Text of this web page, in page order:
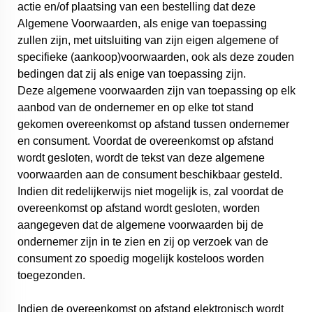
actie en/of plaatsing van een bestelling dat deze
Algemene Voorwaarden, als enige van toepassing
zullen zijn, met uitsluiting van zijn eigen algemene of
specifieke (aankoop)voorwaarden, ook als deze zouden
bedingen dat zij als enige van toepassing zijn.
Deze algemene voorwaarden zijn van toepassing op elk
aanbod van de ondernemer en op elke tot stand
gekomen overeenkomst op afstand tussen ondernemer
en consument. Voordat de overeenkomst op afstand
wordt gesloten, wordt de tekst van deze algemene
voorwaarden aan de consument beschikbaar gesteld.
Indien dit redelijkerwijs niet mogelijk is, zal voordat de
overeenkomst op afstand wordt gesloten, worden
aangegeven dat de algemene voorwaarden bij de
ondernemer zijn in te zien en zij op verzoek van de
consument zo spoedig mogelijk kosteloos worden
toegezonden.
Indien de overeenkomst op afstand elektronisch wordt